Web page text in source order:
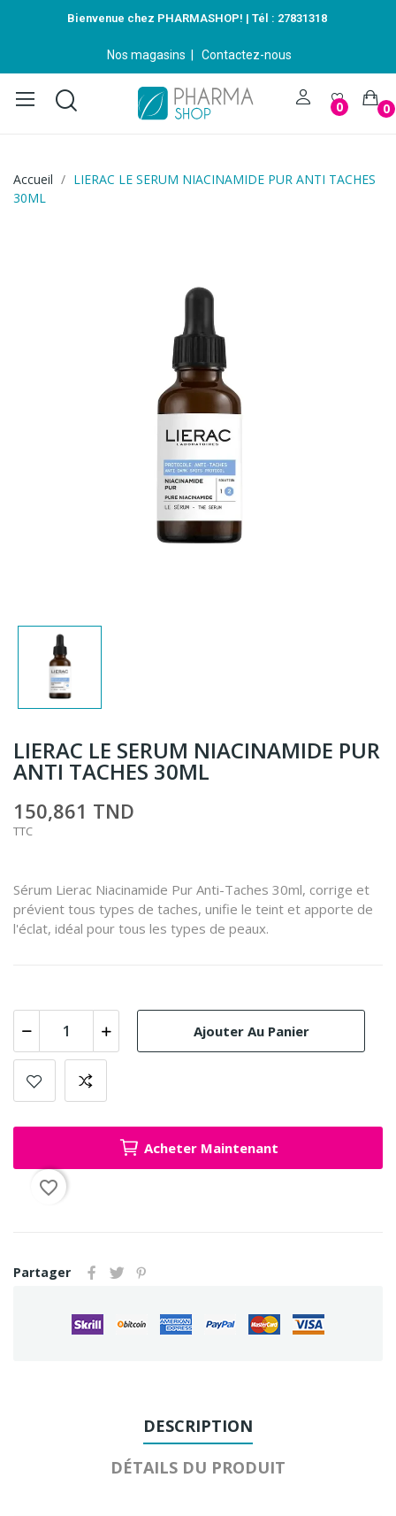
Bienvenue chez PHARMASHOP! | Tél : 27831318
Nos magasins Contactez-nous
0 0
Accueil
LIERAC LE SERUM NIACINAMIDE PUR ANTI TACHES
30ML
LIERAC LE SERUM NIACINAMIDE PUR
ANTI TACHES 30ML
150,861 TND
TTC
Sérum Lierac Niacinamide Pur Anti-Taches 30ml, corrige et
prévient tous types de taches, unifie le teint et apporte de
l'éclat, idéal pour tous les types de peaux.
Ajouter Au Panier
Acheter Maintenant
favorite_border
Partager
DESCRIPTION
DÉTAILS DU PRODUIT